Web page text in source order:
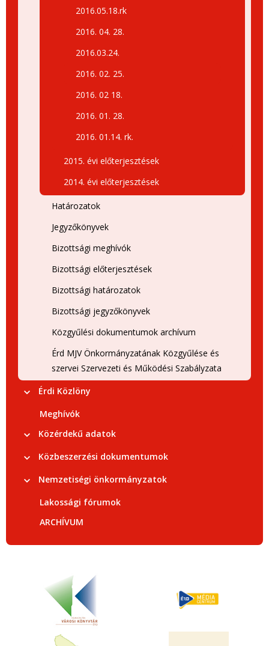
2016.05.18.rk
2016. 04. 28.
2016.03.24.
2016. 02. 25.
2016. 02 18.
2016. 01. 28.
2016. 01.14. rk.
2015. évi előterjesztések
2014. évi előterjesztések
Határozatok
Jegyzőkönyvek
Bizottsági meghívók
Bizottsági előterjesztések
Bizottsági határozatok
Bizottsági jegyzőkönyvek
Közgyűlési dokumentumok archívum
Érd MJV Önkormányzatának Közgyűlése és
szervei Szervezeti és Működési Szabályzata
Érdi Közlöny
Meghívók
Közérdekű adatok
Közbeszerzési dokumentumok
Nemzetiségi önkormányzatok
Lakossági fórumok
ARCHÍVUM